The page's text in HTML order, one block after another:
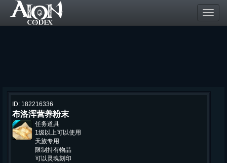
ID: 182216336
布洛浑营养粉末
任务道具
1级以上可以使用
天族专用
限制持有物品
可以灵魂刻印